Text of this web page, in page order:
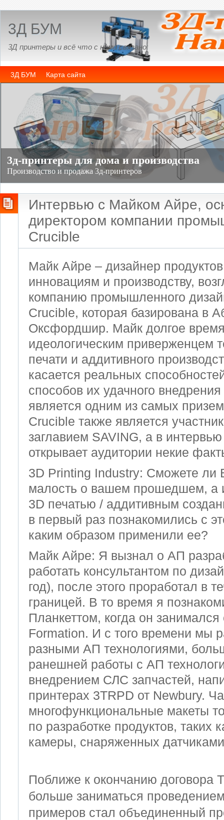
3Д БУМ
3Д принтеры и всё что с ними связано
3Д БУМ Карта сайта
Интервью с Майком Айре,
директором компании
Crucible
Майк Айре – дизайнер
инновациям и производству,
компанию промышленного
Crucible, которая базирована в
Оксфордшир. Майк долгое
идеологическим приверженцем
печати и аддитивного
касается реальных
способов их удачного
является одним из самых
Crucible также является
заглавием SAVING, а в
открывает аудитории некие
3D Printing Industry: Сможете ли
малость о вашем прошедшем, а
3D печатью / аддитивным
в первый раз познакомились с
каким образом применили ее?
Майк Айре: Я вызнал о AП
работать консультантом по
год), после этого проработал в
границей. В то время я
Планкеттом, когда он
Formation. И с того времени мы
разными AП технологиями,
ранешней работы с AП
внедрением СЛС запчастей,
принтерах 3TRPD от Newbury.
многофункциональные макеты
по разработке продуктов, таких
камеры, снаряженных
Поближе к окончанию договора
больше заниматься
примеров стал объединенный